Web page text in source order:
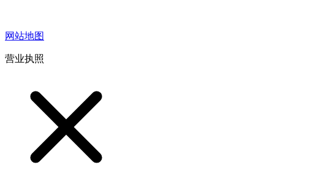
网站地图
营业执照